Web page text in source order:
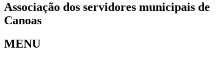
Associação dos servidores municipais de
Canoas
MENU